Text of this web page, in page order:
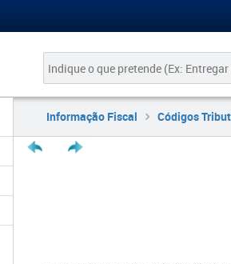
Informação Fiscal Códigos